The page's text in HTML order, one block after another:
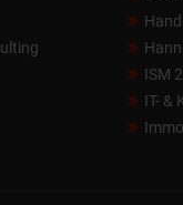
ISM
IT- &